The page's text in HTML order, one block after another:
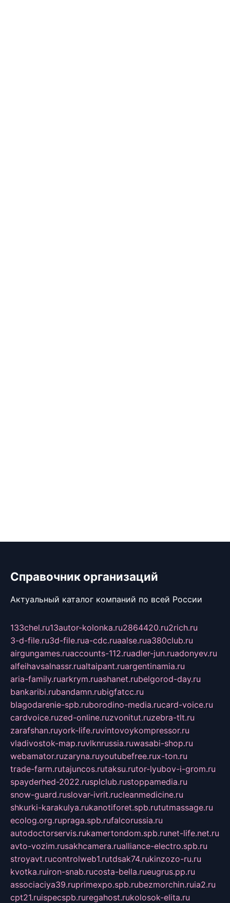
Справочник организаций
Актуальный каталог компаний по всей России
133chel.ru13autor-kolonka.ru2864420.ru2rich.ru
3-d-file.ru3d-file.rua-cdc.ruaalse.rua380club.ru
airgungames.ruaccounts-112.ruadler-jun.ruadonyev.ru
alfeihavsalnassr.rualtaipant.ruargentinamia.ru
aria-family.ruarkrym.ruashanet.rubelgorod-day.ru
bankaribi.rubandamn.rubigfatcc.ru
blagodarenie-spb.ruborodino-media.rucard-voice.ru
cardvoice.ruzed-online.ruzvonitut.ruzebra-tlt.ru
zarafshan.ruyork-life.ruvintovoykompressor.ru
vladivostok-map.ruvlknrussia.ruwasabi-shop.ru
webamator.ruzaryna.ruyoutubefree.rux-ton.ru
trade-farm.rutajuncos.rutaksu.rutor-lyubov-i-grom.ru
spayderhed-2022.rusplclub.rustoppamedia.ru
snow-guard.ruslovar-ivrit.rucleanmedicine.ru
shkurki-karakulya.rukanotiforet.spb.rututmassage.ru
ecolog.org.rupraga.spb.rufalcorussia.ru
autodoctorservis.rukamertondom.spb.runet-life.net.ru
avto-vozim.rusakhcamera.rualliance-electro.spb.ru
stroyavt.rucontrolweb1.rutdsak74.rukinzozo-ru.ru
kvotka.ruiron-snab.rucosta-bella.rueugrus.pp.ru
associaciya39.ruprimexpo.spb.rubezmorchin.ruia2.ru
cpt21.ruispecspb.ruregahost.rukolosok-elita.ru